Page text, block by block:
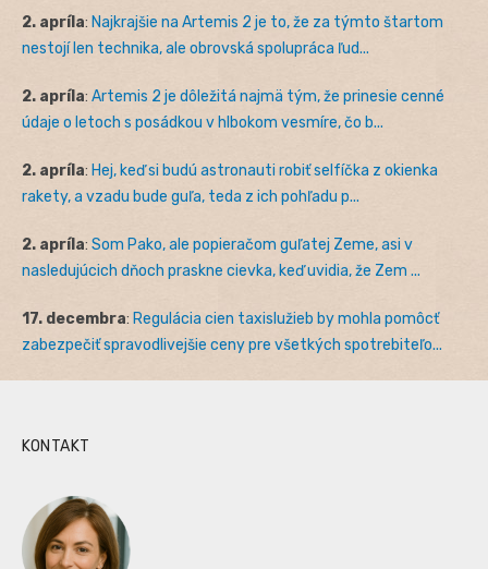
2. apríla: Najkrajšie na Artemis 2 je to, že za týmto štartom
nestojí len technika, ale obrovská spolupráca ľud...
2. apríla: Artemis 2 je dôležitá najmä tým, že prinesie cenné
údaje o letoch s posádkou v hlbokom vesmíre, čo b...
2. apríla: Hej, keď si budú astronauti robiť selfíčka z okienka
rakety, a vzadu bude guľa, teda z ich pohľadu p...
2. apríla: Som Pako, ale popieračom guľatej Zeme, asi v
nasledujúcich dňoch praskne cievka, keď uvidia, že Zem ...
17. decembra: Regulácia cien taxislužieb by mohla pomôcť
zabezpečiť spravodlivejšie ceny pre všetkých spotrebiteľo...
KONTAKT